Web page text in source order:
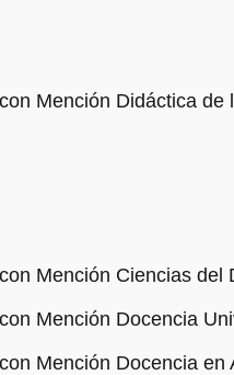
Mención Didáctica de
Mención Ciencias del
Mención Docencia
Mención Docencia en